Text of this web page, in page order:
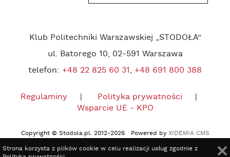
Klub Politechniki Warszawskiej „STODOŁA”
ul. Batorego 10, 02-591 Warszawa
telefon: +48 22 825 60 31, +48 691 800 388
Regulaminy
Polityka prywatności
Wsparcie UE - KPO
Copyright © Stodola.pl. 2012-2026 Powered by XIDEMIA CMS
Strona korzysta z plików cookie w celu realizacji usług zgodnie z